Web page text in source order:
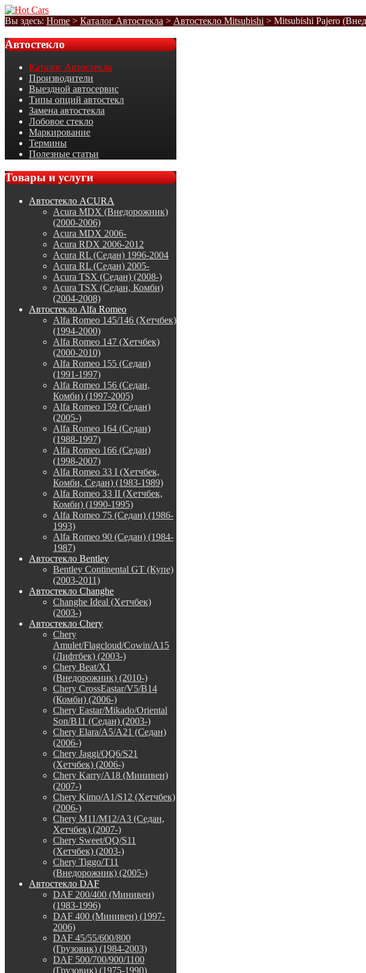
Вы здесь: Home > Каталог Автостекла > Автостекло Mitsubishi > Mitsubishi Pajero
Автостекло
Каталог Автостекла
Производители
Выездной автосервис
Типы опций автостекл
Замена автостекла
Лобовое стекло
Маркирование
Термины
Полезные статьи
Товарыи услуги
Автостекло ACURA
Acura MDX (Внедорожник)
(2000-2006)
Acura MDX 2006-
Acura RDX 2006-2012
Acura RL (Седан) 1996-2004
Acura RL (Седан) 2005-
Acura TSX (Седан) (2008-)
Acura TSX (Седан, Комби)
(2004-2008)
Автостекло Alfa Romeo
Alfa Romeo 145/146 (Хетчбек)
(1994-2000)
Alfa Romeo 147 (Хетчбек)
(2000-2010)
Alfa Romeo 155 (Седан)
(1991-1997)
Alfa Romeo 156 (Седан,
Комби) (1997-2005)
Alfa Romeo 159 (Седан)
(2005-)
Alfa Romeo 164 (Седан)
(1988-1997)
Alfa Romeo 166 (Седан)
(1998-2007)
Alfa Romeo 33 I (Хетчбек,
Комби, Седан) (1983-1989)
Alfa Romeo 33 II (Хетчбек,
Комби) (1990-1995)
Alfa Romeo 75 (Седан) (1986-
1993)
Alfa Romeo 90 (Седан) (1984-
1987)
Автостекло Bentley
Bentley Continental GT (Купе)
(2003-2011)
Автостекло Changhe
Changhe Ideal (Хетчбек)
(2003-)
Автостекло Chery
Chery
Amulet/Flagcloud/Cowin/A15
(Лифтбек) (2003-)
Chery Beat/X1
(Внедорожник) (2010-)
Chery CrossEastar/V5/B14
(Комби) (2006-)
Chery Eastar/Mikado/Oriental
Son/B11 (Седан) (2003-)
Chery Elara/A5/A21 (Седан)
(2006-)
Chery Jaggi/QQ6/S21
(Хетчбек) (2006-)
Chery Karry/A18 (Минивен)
(2007-)
Chery Kimo/A1/S12 (Хетчбек)
(2006-)
Chery M11/M12/A3 (Седан,
Хетчбек) (2007-)
Chery Sweet/QQ/S11
(Хетчбек) (2003-)
Chery Tiggo/T11
(Внедорожник) (2005-)
Автостекло DAF
DAF 200/400 (Минивен)
(1983-1996)
DAF 400 (Минивен) (1997-
2006)
DAF 45/55/600/800
(Грузовик) (1984-2003)
DAF 500/700/900/1100
(Грузовик) (1975-1990)